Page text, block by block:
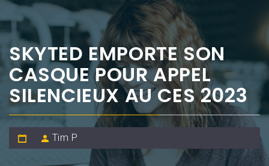
SKYTED EMPORTE SON
CASQUE POUR APPEL
SILENCIEUX AU CES 2023
Tim P